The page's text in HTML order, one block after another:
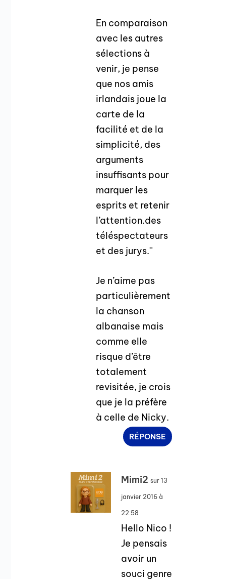
En comparaison
avec les autres
sélections à
venir, je pense
que nos amis
irlandais joue la
carte de la
facilité et de la
simplicité, des
arguments
insuffisants pour
marquer les
esprits et retenir
l’attention.des
téléspectateurs
et des jurys.¨
Je n’aime pas
particulièrement
la chanson
albanaise mais
comme elle
risque d’être
totalement
revisitée, je crois
que je la préfère
à celle de Nicky.
RÉPONSE
Mimi2 sur 13
janvier 2016 à
22:58
Hello Nico !
Je pensais
avoir un
souci genre